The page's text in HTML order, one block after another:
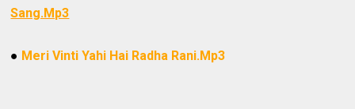
Sang.Mp3
● Meri Vinti Yahi Hai Radha Rani.Mp3